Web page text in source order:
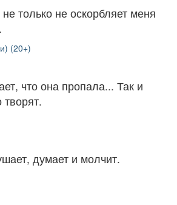
только не оскорбляет меня
(20+)
что она пропала... Так и
думает и молчит.